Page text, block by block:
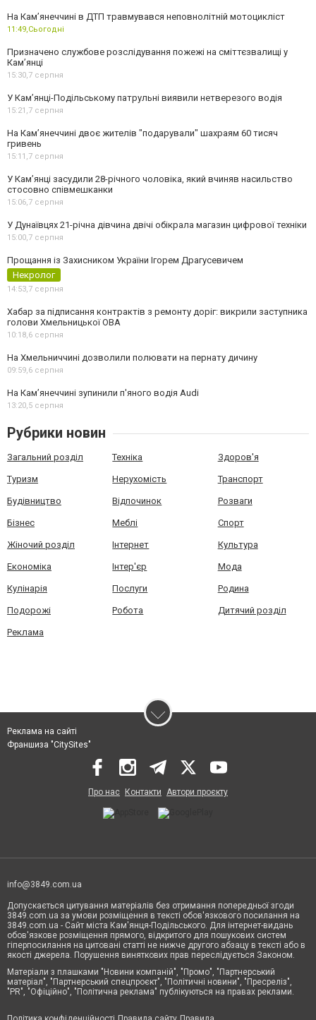
На Кам’янеччині в ДТП травмувався неповнолітній мотоцикліст
11:49,Сьогодні
Призначено службове розслідування пожежі на сміттєзвалищі у
Кам’янці
15:30,7 серпня
У Кам’янці-Подільському патрульні виявили нетверезого водія
15:21,7 серпня
На Камʼянеччині двоє жителів "подарували" шахраям 60 тисяч
гривень
15:11,7 серпня
У Камʼянці засудили 28-річного чоловіка, який вчиняв насильство
стосовно співмешканки
15:06,7 серпня
У Дунаївцях 21-річна дівчина двічі обікрала магазин цифрової техніки
15:00,7 серпня
Прощання із Захисником України Ігорем Драгусевичем
Некролог
14:53,7 серпня
Хабар за підписання контрактів з ремонту доріг: викрили заступника
голови Хмельницької ОВА
10:18,6 серпня
На Хмельниччині дозволили полювати на пернату дичину
09:59,6 серпня
На Камʼянеччині зупинили п'яного водія Audi
13:20,5 серпня
Рубрики новин
Загальний розділ Техніка Здоров'я
Туризм Нерухомість Транспорт
Будівництво Відпочинок Розваги
Бізнес Меблі Спорт
Жіночий розділ Інтернет Культура
Економіка Інтер'єр Мода
Кулінарія Послуги Родина
Подорожі Робота Дитячий розділ
Реклама
Реклама на сайті
Франшиза "CitySites"
Про нас Контакти Автори проєкту
info@3849.com.ua
Допускається цитування матеріалів без отримання попередньої згоди
3849.com.ua за умови розміщення в тексті обов'язкового посилання на
3849.com.ua - Сайт міста Кам'янця-Подільського. Для інтернет-видань
обов'язкове розміщення прямого, відкритого для пошукових систем
гіперпосилання на цитовані статті не нижче другого абзацу в тексті або в
якості джерела. Порушення виняткових прав переслідується Законом.
Матеріали з плашками "Новини компаній", "Промо", "Партнерський
матеріал", "Партнерський спецпроєкт", "Політичні новини", "Пресреліз",
"PR", "Офіційно", "Політична реклама" публікуються на правах реклами.